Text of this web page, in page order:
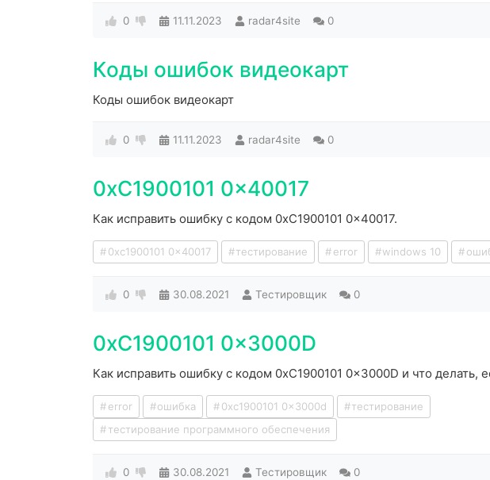
0 11.11.2023 radar4site 0
Коды ошибок видеокарт
Коды ошибок видеокарт
0 11.11.2023 radar4site 0
0xC1900101 0x40017
Как исправить ошибку с кодом 0xC1900101 0x40017.
0xc1900101 0x40017 тестирование error windows 10
0 30.08.2021 Тестировщик 0
0xC1900101 0x3000D
Как исправить ошибку с кодом 0xC1900101 0x3000D и что делать,
error ошибка 0xc1900101 0x3000d
тестирование
тестирование программного обеспечения
0 30.08.2021 Тестировщик 0